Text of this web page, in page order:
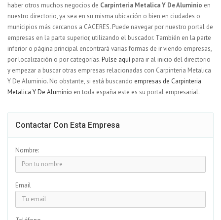
haber otros muchos negocios de Carpinteria Metalica Y De Aluminio en
nuestro directorio, ya sea en su misma ubicación o bien en ciudades o
municipios más cercanos a CACERES. Puede navegar por nuestro portal de
empresas en la parte superior, utilizando el buscador. También en la parte
inferior o página principal encontrará varias formas de ir viendo empresas,
por localización o por categorías.Pulse aquí para ir al inicio del directorio
y empezar a buscar otras empresas relacionadas con Carpinteria Metalica
Y De Aluminio. No obstante, si está buscando empresas de Carpinteria
Metalica Y De Aluminio en toda españa este es su portal empresarial.
Contactar Con Esta Empresa
Nombre:
Email